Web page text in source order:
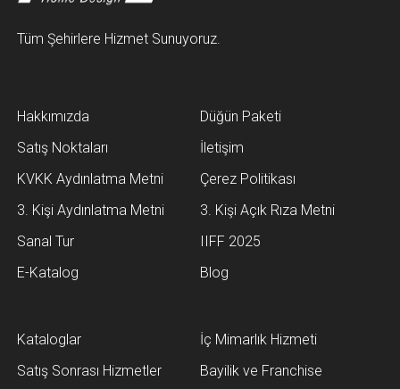
Tüm Şehirlere Hizmet Sunuyoruz.
Hakkımızda
Düğün Paketi
Satış Noktaları
İletişim
KVKK Aydınlatma Metni
Çerez Politikası
3. Kişi Aydınlatma Metni
3. Kişi Açık Rıza Metni
Sanal Tur
IIFF 2025
E-Katalog
Blog
Kataloglar
İç Mimarlık Hizmeti
Satış Sonrası Hizmetler
Bayilik ve Franchise